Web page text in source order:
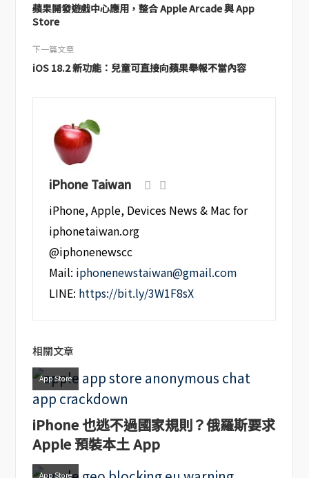
蘋果開發遊戲中心應用，整合 Apple Arcade 與 App
Store
下一篇文章
iOS 18.2 新功能：兒童可直接向蘋果舉報不當內容
iPhone Taiwan
iPhone, Apple, Devices News & Mac for
iphonetaiwan.org
@iphonenewscc
Mail: iphonenewstaiwan@gmail.com
LINE: https://bit.ly/3W1F8sX
相關文章
App Store
iPhone 也逃不過國家規則？俄羅斯要求
Apple 預裝本土 App
App Store